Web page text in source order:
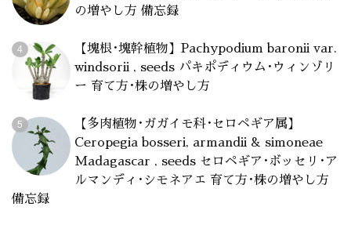
の増やし方 備忘録
【塊根･塊幹植物】Pachypodium baronii var.
windsorii , seeds パキポディウム･ウィンゾリ
ー 育て方･株の増やし方
【多肉植物･ガガイモ科･セロペギア属】
Ceropegia bosseri, armandii & simoneae
Madagascar , seeds セロペギア･ボッセリ･ア
ルマンディ･シモネアエ 育て方･株の増やし方
備忘録